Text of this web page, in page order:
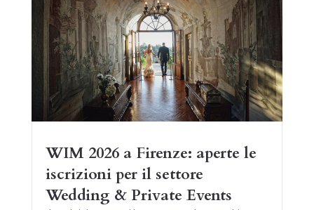
WIM 2026 a Firenze: aperte le
iscrizioni per il settore
Wedding & Private Events